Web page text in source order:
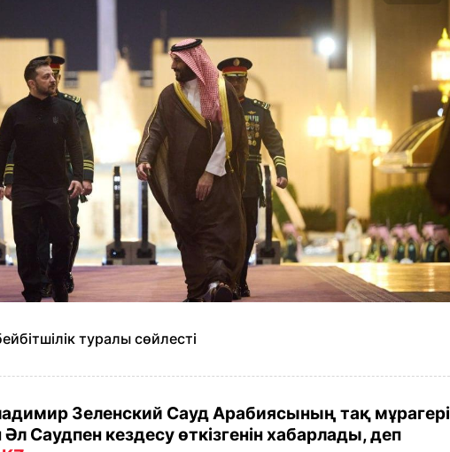
туралы сөйлесті
Зеленский Сауд Арабиясының тақ мұрагері
Саудпен кездесу өткізгенін хабарлады, деп